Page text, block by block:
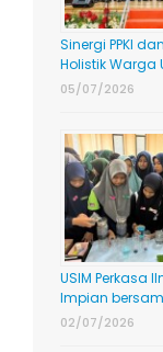
Sinergi PPKI
Holistik Warga
05/07/2026
USIM Perkasa
Impian
02/07/2026